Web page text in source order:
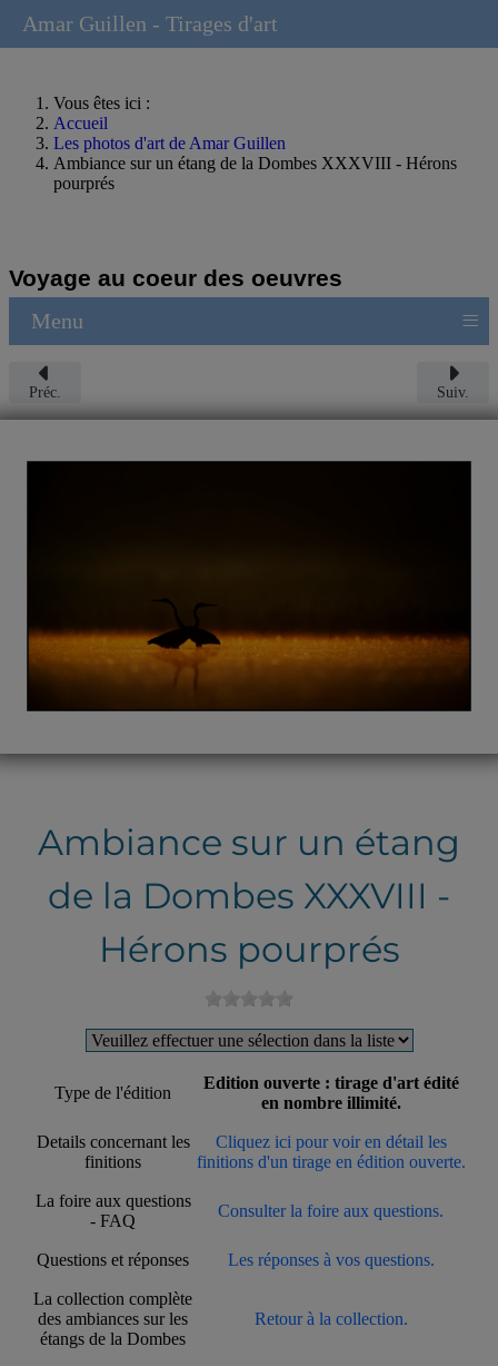
Vous êtes ici :
Accueil
Les photos d'art de Amar Guillen
Ambiance sur un étang de la Dombes XXXVIII - Hérons
pourprés
Voyage au coeur des oeuvres
Menu ≡
Préc. Suiv.
Ambiance sur un étang
de la Dombes XXXVIII -
Hérons pourprés
Type de l'édition
Edition ouverte : tirage d'art édité
en nombre illimité.
Details concernant les
finitions
Cliquez ici pour voir en détail les
finitions d'un tirage en édition ouverte.
La foire aux questions
- FAQ
Consulter la foire aux questions.
Questions et réponses Les réponses à vos questions.
La collection complète
des ambiances sur les
étangs de la Dombes
Retour à la collection.
Amar Guillen - Tirages d'art